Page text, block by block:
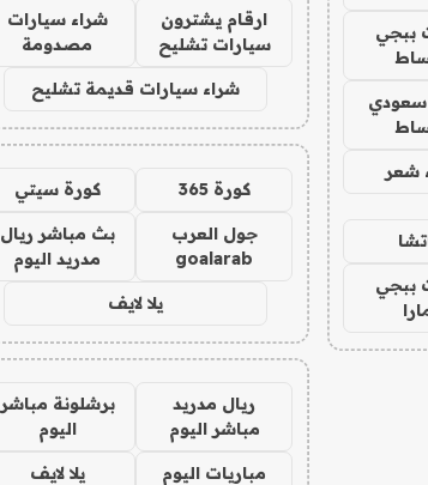
ببجي
سعودي
شعر
ببجي
ارقام يشترون
سيارات تشليح
شراء سيارات
مصدومة
شراء سيارات قديمة تشليح
كورة 365 كورة سيتي
جول العرب
goalarab
بث مباشر ريال
مدريد اليوم
يلا لايف
ريال مدريد
مباشر اليوم
برشلونة مباشر
اليوم
مباريات اليوم
يلا لايف